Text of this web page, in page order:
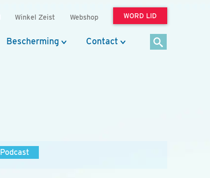
Winkel Zeist Webshop WORD LID
Bescherming Contact
Podcast